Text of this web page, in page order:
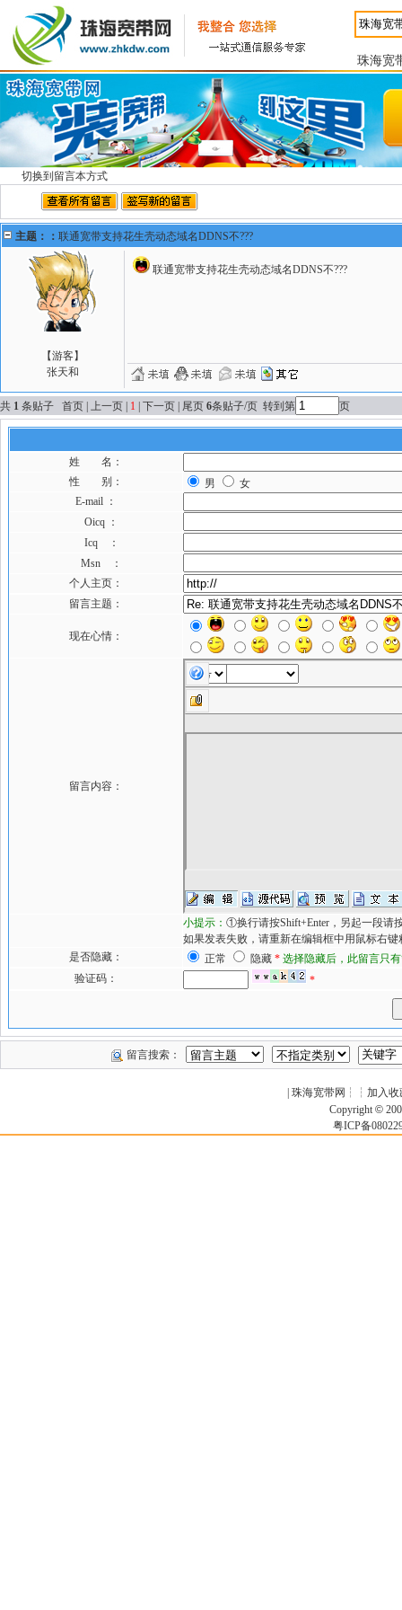
珠海宽
切换到留言本方式
主题：： 联通宽带支持花生壳动态域名DDNS不???
【游客】
张天和
联通宽带支持花生壳动态域名DDNS不???
共 1 条贴子 首页 | 上一页 | 1 | 下一页 | 尾页 6条贴子/页 转到第 页
姓 名：
性 别：
男
女
E-mail ：
Oicq ：
Icq ：
Msn ：
个人主页：
留言主题：
现在心情：
留言内容：
小提示： ①换行请按Shift+Enter，另起一段请
如果发表失败，请重新在编辑框中用鼠标右
是否隐藏：
正常 隐藏 * 选择隐藏后，此留言只
验证码：
*
留言搜索：
珠海宽带网 ┆┆ 加入收
Copyright ©
粤ICP备